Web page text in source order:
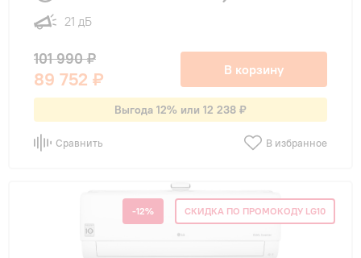
21 дБ
101 990 ₽
89 752 ₽ В корзину
Выгода 12% или 12 238 ₽
Сравнить В избранное
-12% СКИДКА ПО ПРОМОКОДУ LG10